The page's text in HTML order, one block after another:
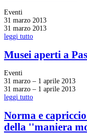
Eventi
31 marzo 2013
31 marzo 2013
leggi tutto
Musei aperti a
Eventi
31 marzo – 1 aprile 2013
31 marzo – 1 aprile 2013
leggi tutto
Norma e
della ''maniera